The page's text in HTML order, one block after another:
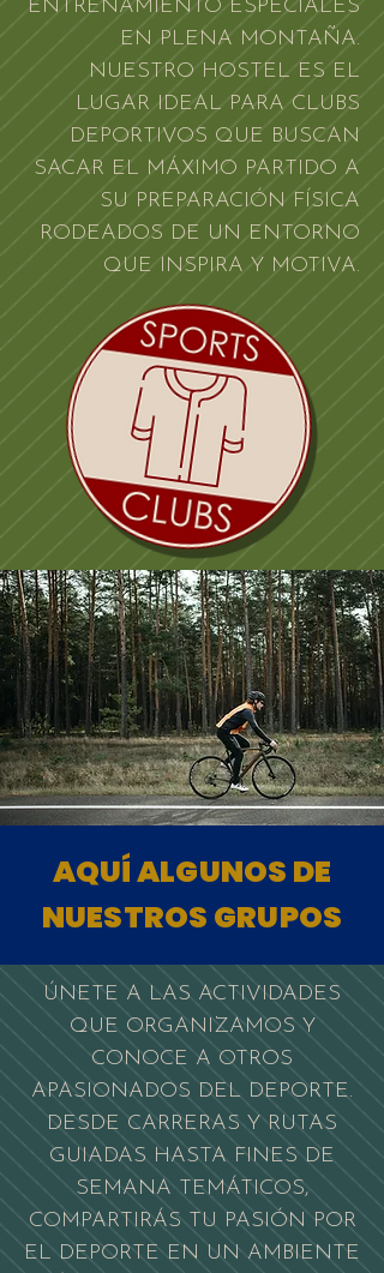
ENTRENAMIENTO ESPECIALES
EN PLENA MONTAÑA.
NUESTRO HOSTEL ES EL
LUGAR IDEAL PARA CLUBS
DEPORTIVOS QUE BUSCAN
SACAR EL MÁXIMO PARTIDO A
SU PREPARACIÓN FÍSICA
RODEADOS DE UN ENTORNO
QUE INSPIRA Y MOTIVA.
AQUÍ ALGUNOS DE
NUESTROS GRUPOS
ÚNETE A LAS ACTIVIDADES
QUE ORGANIZAMOS Y
CONOCE A OTROS
APASIONADOS DEL DEPORTE.
DESDE CARRERAS Y RUTAS
GUIADAS HASTA FINES DE
SEMANA TEMÁTICOS,
COMPARTIRÁS TU PASIÓN POR
EL DEPORTE EN UN AMBIENTE